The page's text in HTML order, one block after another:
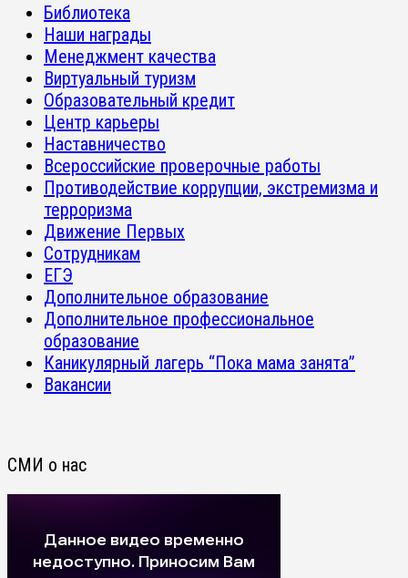
Библиотека
Наши награды
Менеджмент качества
Виртуальный туризм
Образовательный кредит
Центр карьеры
Наставничество
Всероссийские проверочные работы
Противодействие коррупции, экстремизма и
терроризма
Движение Первых
Сотрудникам
ЕГЭ
Дополнительное образование
Дополнительное профессиональное
образование
Каникулярный лагерь “Пока мама занята”
Вакансии
СМИ о нас